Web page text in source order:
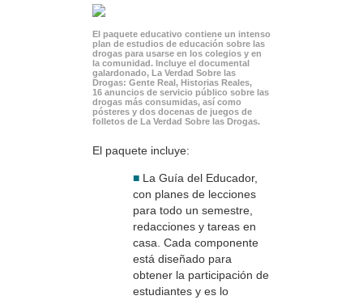
El paquete educativo contiene un intenso
plan de estudios de educación sobre las
drogas para usarse en los colegios y en
la comunidad. Incluye el documental
galardonado, La Verdad Sobre las
Drogas: Gente Real, Historias Reales,
16 anuncios de servicio público sobre las
drogas más consumidas, así como
pósteres y dos docenas de juegos de
folletos de La Verdad Sobre las Drogas.
El paquete incluye:
■ La Guía del Educador,
con planes de lecciones
para todo un semestre,
redacciones y tareas en
casa. Cada componente
está diseñado para
obtener la participación de
estudiantes y es lo